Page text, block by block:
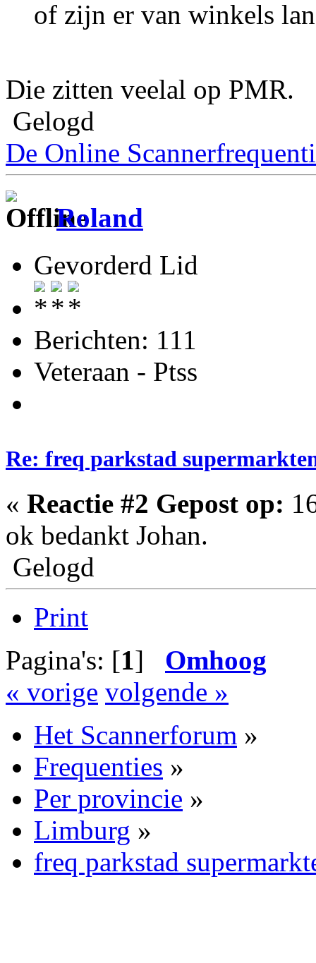
of zijn er van winkels
Die zitten veelal op PMR.
Gelogd
De Online
Roland
Gevorderd Lid
Berichten: 111
Veteraan - Ptss
Re: freq parkstad
« Reactie #2 Gepost op:
ok bedankt Johan.
Gelogd
Print
Pagina's: [1] Omhoog
« vorige volgende »
Het Scannerforum »
Frequenties »
Per provincie »
Limburg »
freq parkstad